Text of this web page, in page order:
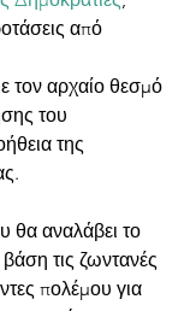
από
τον αρχαίο θεσμό
του
της
θα αναλάβει το
τις ζωντανές
πολέμου για